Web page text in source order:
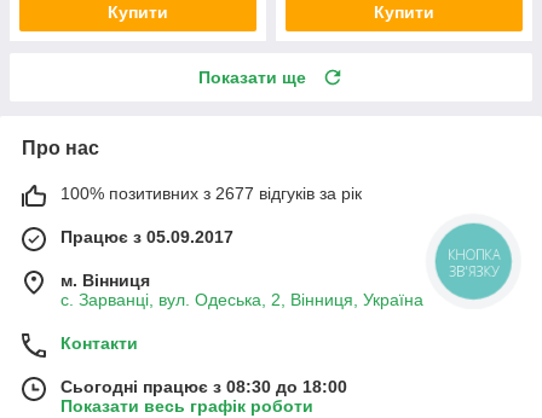
Купити Купити
Показати ще
Про нас
100% позитивних з 2677 відгуків за рік
Працює з 05.09.2017
м. Вінниця
с. Зарванці, вул. Одеська, 2, Вінниця, Україна
Контакти
Сьогодні працює з 08:30 до 18:00
Показати весь графік роботи
КНОПКА
ЗВ'ЯЗКУ